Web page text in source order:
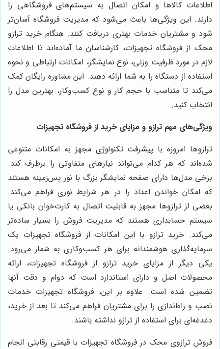
اطلاعات کالاها و امکان اتصال به سیستم‌های فروشگاهی را
دارند. این ویژگی‌ها باعث می‌شود که مدیریت فروشگاه آسان‌تر
شود و مشتریان خدمات بهتری دریافت کنند. هنگام خرید ترازو
محک از فروشگاه تجهیزات، کارشناسان ما آماده‌اند تا اطلاعات
لازم در مورد ظرفیت وزنی، نوع نمایشگر، امکانات ارتباطی و نحوه
استفاده از دستگاه را به شما ارائه دهند. این مشاوره رایگان کمک
می‌کند تا متناسب با حجم کار و نوع کسب‌وکار، بهترین مدل را
انتخاب کنید.
ویژگی‌های مهم ترازو و مزایای خرید از فروشگاه تجهیزات
ترازوها امروزه با پیشرفت تکنولوژی مجهز به امکانات متنوعی
شده‌اند که هر کدام می‌تواند نیازهای متفاوتی را برطرف کند.
برخی مدل‌ها دارای صفحه نمایشگر بزرگ با نور پس‌زمینه هستند
که امکان خواندن اعداد را در هر شرایط نوری فراهم می‌کند.
بعضی از ترازوها مجهز به قابلیت اتصال به کارت‌خوان بانکی یا
سیستم حسابداری هستند که مدیریت فروش را بسیار ساده‌تر
می‌کند. خرید ترازو با این امکانات از فروشگاه تجهیزات یک
سرمایه‌گذاری هوشمندانه برای هر کسب‌وکاری به شمار می‌رود.
یکی دیگر از مزایای خرید ترازو از فروشگاه تجهیزات، ارائه
محصولات اصل و دارای استاندارد است که دوام و دقت آنها
تضمین شده است. علاوه بر این، فروشگاه تجهیزات خدمات
نصب و راه‌اندازی را برای مشتریان فراهم می‌کند تا بعد از خرید،
دغدغه‌ای برای استفاده از ترازو نداشته باشند.
فروش ترازوی محک در فروشگاه تجهیزات با قیمتی رقابتی انجام